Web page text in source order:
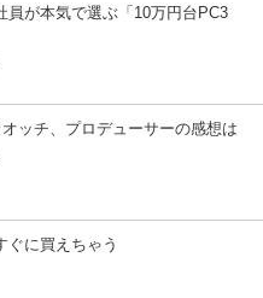
員が本気で選ぶ「10万円台PC3
オッチ、プロデューサーの感想は
ぐに買えちゃう